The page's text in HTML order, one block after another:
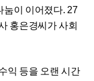
눔이 이어졌다. 27
홍은경씨가 사회
익 등을 오랜 시간